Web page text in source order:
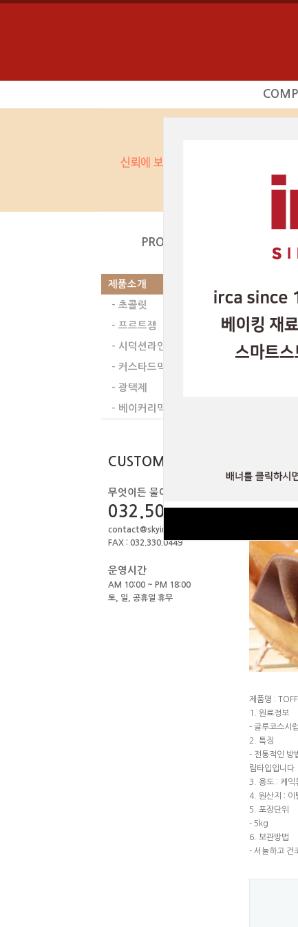
회사
PRODUCT
제품소개
- 초콜릿
- 프르트잼
- 시덕션라인
- 커스타드믹스
- 광택제
- 베이커리믹스
CUSTOMER
무엇이든 물어보세요.
032.506.1979
contact@skyint.co.kr
FAX : 032.330.0449
운영시간
AM 10:00 ~ PM 18:00
토, 일, 공휴일 휴무
이전글
제품명 :
1. 원료정보
- 글루코스시
2. 특징
- 전통적인 방
림타입입니다
3. 용도 : 케익
4. 원산지 : 이
5. 포장단위
- 5kg
6. 보관방법
- 서늘하고 건